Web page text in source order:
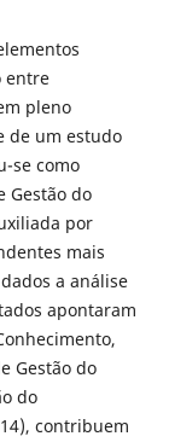
entre
pleno
de um estudo
se como
Gestão do
por
mais
a análise
apontaram
Gestão do
do
contribuem